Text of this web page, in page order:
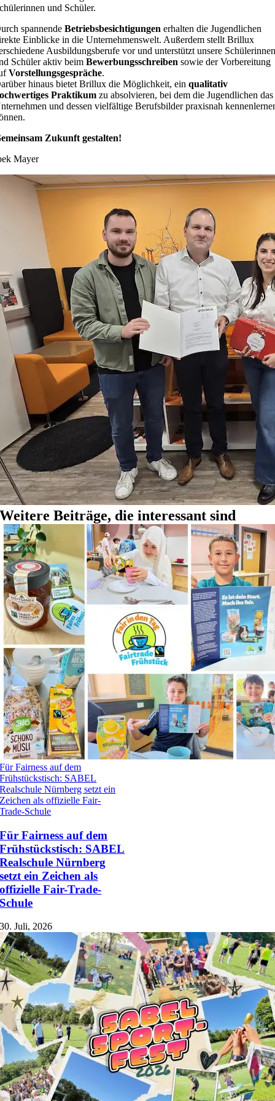
und Schüler.
spannendeBetriebsbesichtigungen erhalten die Jugendlichen
Einblicke in die Unternehmenswelt. Außerdem stellt Brillux
Ausbildungsberufe vor und unterstützt unsere
Schüler aktiv beimBewerbungsschreiben sowie der Vorbereitung
Vorstellungsgespräche.
hinaus bietet Brillux die Möglichkeit, einqualitativ
Praktikum zu absolvieren, bei dem die Jugendlichen das
und dessen vielfältige Berufsbilder praxisnah
Zukunft gestalten!
Mayer
Weitere Beiträge, die interessant sind
Für Fairness auf dem
Frühstückstisch: SABEL
Realschule Nürnberg setzt ein
Zeichen als offizielle Fair-
Trade-Schule
Für Fairness auf dem
Frühstückstisch: SABEL
Realschule Nürnberg
setzt ein Zeichen als
offizielle Fair-Trade-
Schule
30. Juli, 2026
Service
Stellenangebote
Kontakt
Beratungs- und Hilfsangebote
Anmeldung
Veranstaltungen
Die kleine Pause – Schulpodcast